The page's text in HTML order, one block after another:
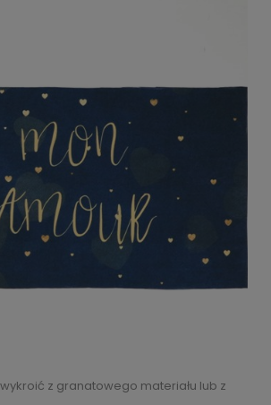
z granatowego materiału lub z